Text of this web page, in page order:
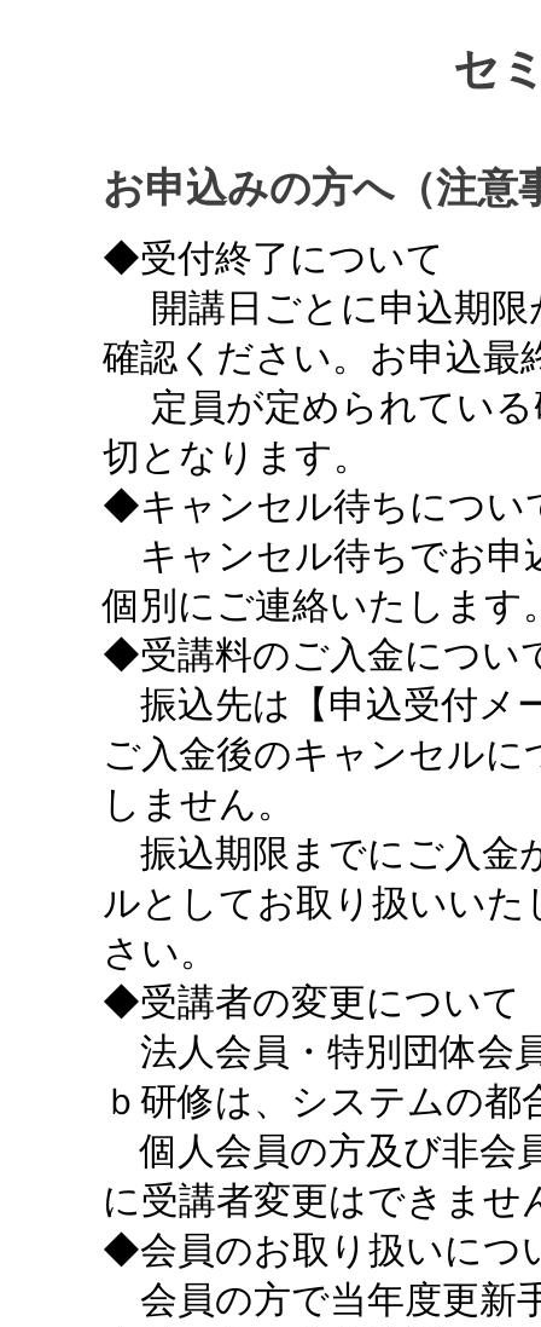
セ
お申込みの方へ（注意
◆受付終了について
開講日ごとに申込期限
確認ください。お申込最
定員が定められている
切となります。
◆キャンセル待ちについ
キャンセル待ちでお申
個別にご連絡いたします
◆受講料のご入金につい
振込先は【申込受付メ
ご入金後のキャンセル
しません。
振込期限までにご入金
ルとしてお取り扱いい
さい。
◆受講者の変更について
法人会員・特別団体会
ｂ研修は、システムの
個人会員の方及び非会
に受講者変更はできませ
◆会員のお取り扱いにつ
会員の方で当年度更新